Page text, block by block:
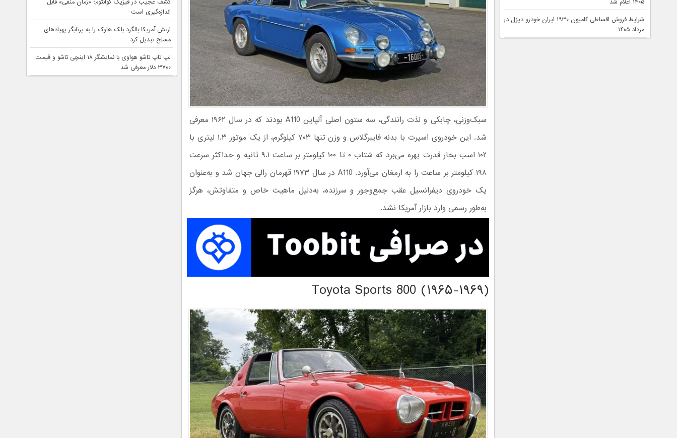
سبک‌وزنی، چابکی و لذت رانندگی، سه ستون اصلی آلپاین A110 بودند که در سال ۱۹۶۲ معرفی
شد. این خودروی اسپرت با بدنه فایبرگلاس و وزن تنها ۷۰۳ کیلوگرم، از یک موتور ۱.۳ لیتری با
۱۰۲ اسب بخار قدرت بهره می‌برد که شتاب ۰ تا ۱۰۰ کیلومتر بر ساعت ۹.۱ ثانیه و حداکثر سرعت
۱۹۸ کیلومتر بر ساعت را به ارمغان می‌آورد. A110 در سال ۱۹۷۳ قهرمان رالی جهان شد و به‌عنوان
یک خودروی دیفرانسیل عقب جمع‌وجور و سرزنده، به‌دلیل ماهیت خاص و متفاوتش، هرگز
به‌طور رسمی وارد بازار آمریکا نشد.
Toyota Sports 800 (۱۹۶۵-۱۹۶۹)
۱۴۰۵ اعلام شد
شرایط فروش اقساطی کامیون ۱۹۳۰ ایران خودرو دیزل در
مرداد ۱۴۰۵
کشف عجیب در فیزیک کوانتوم؛ «زمان منفی» قابل
اندازه‌گیری است
ارتش آمریکا بالگرد بلک هاوک را به پرتابگر پهپادهای
مسلح تبدیل کرد
لپ تاپ تاشو هواوی با نمایشگر ۱۸ اینچی تاشو و قیمت
۳۷۰۰ دلار معرفی شد